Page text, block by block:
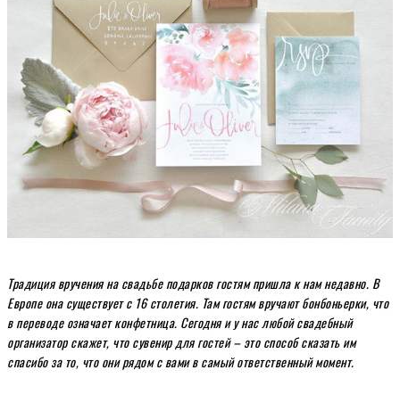
Традиция вручения на свадьбе подарков гостям пришла к нам недавно. В
Европе она существует с 16 столетия. Там гостям вручают бонбоньерки, что
в переводе означает конфетница. Сегодня и у нас любой свадебный
организатор скажет, что сувенир для гостей – это способ сказать им
спасибо за то, что они рядом с вами в самый ответственный момент.